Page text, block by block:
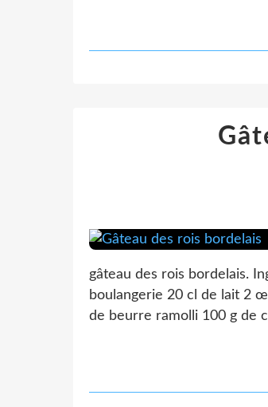
gâteau des rois bordelais.
boulangerie 20 cl de lait 2
de beurre ramolli 100 g de